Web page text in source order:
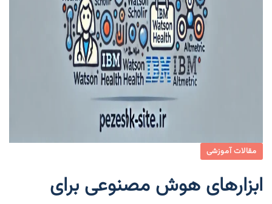
مقالات آموزشی
ابزارهای هوش مصنوعی برای